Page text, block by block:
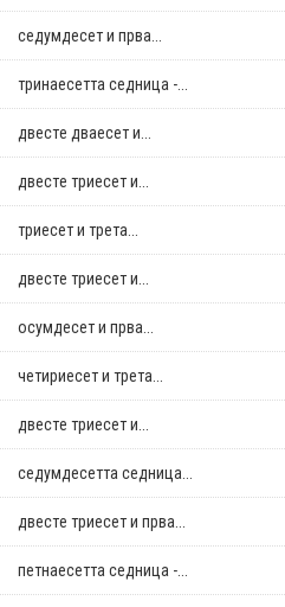
седумдесет и прва...
тринаесетта седница -...
двестe дваесет и...
двестe триесет и...
триесет и трета...
двестe триесет и...
осумдесет и прва...
четириесет и трета...
двестe триесет и...
седумдесетта седница...
двестe триесет и прва...
петнаесетта седница -...